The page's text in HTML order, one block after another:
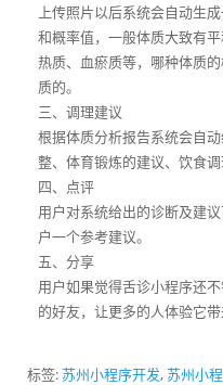
上传照片以后系统会自动生
和概率值，一般体质大致有
热质、血瘀质等，哪种体质
质的。
三、调理建议
根据体质分析报告系统会自
整、体育锻炼的建议、饮食调
四、点评
用户对系统给出的诊断及建
户一个参考建议。
五、分享
用户如果觉得舌诊小程序还
的好友，让更多的人体验它带
标签:苏州小程序开发,苏州小